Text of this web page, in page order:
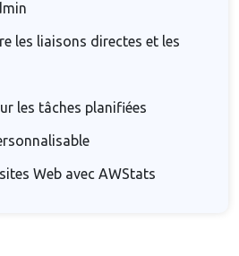
les liaisons directes et les
les tâches planifiées
Web avec AWStats